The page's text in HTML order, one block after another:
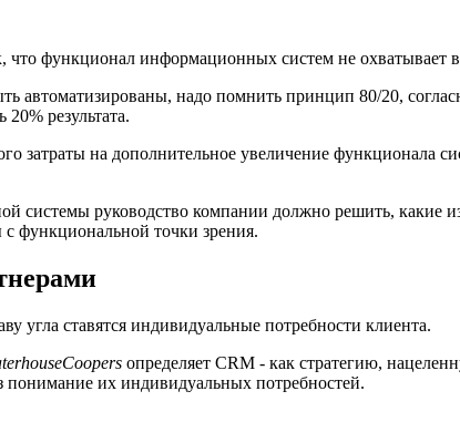
функционал информационных систем не охватывает
надо помнить принцип 80/20,
результата.
затраты на дополнительное увеличение функционала
системы руководство компании должно решить, какие
функциональной точки зрения.
угла ставятся индивидуальные потребности клиента.
определяет CRM - как стратегию,
их индивидуальных потребностей.